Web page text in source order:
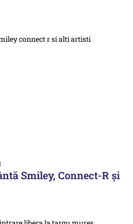
Smiley, Connect-R și